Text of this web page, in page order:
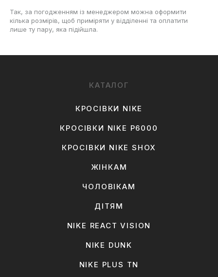
Так, за погодженням із менеджером можна оформити
кілька розмірів, щоб приміряти у відділенні та оплатити
лише ту пару, яка підійшла.
КАТАЛОГ
КРОСІВКИ NIKE
КРОСІВКИ NIKE P6000
КРОСІВКИ NIKE SHOX
ЖІНКАМ
ЧОЛОВІКАМ
ДІТЯМ
NIKE REACT VISION
NIKE DUNK
NIKE PLUS TN